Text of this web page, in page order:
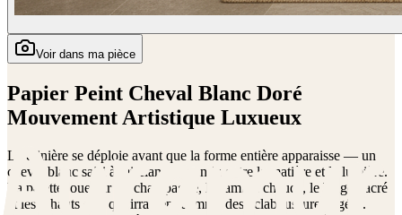
Voir dans ma pièce
Papier Peint Cheval Blanc Doré
Mouvement Artistique Luxueux
La crinière se déploie avant que la forme entière apparaisse — un
cheval blanc saisi à mi-élan, suspendu entre la matière et la lumière.
La palette joue sur les champagne, les ambre chauds, le beige nacré
et les rehauts d'or qui irradient comme des éclaboussures figées.